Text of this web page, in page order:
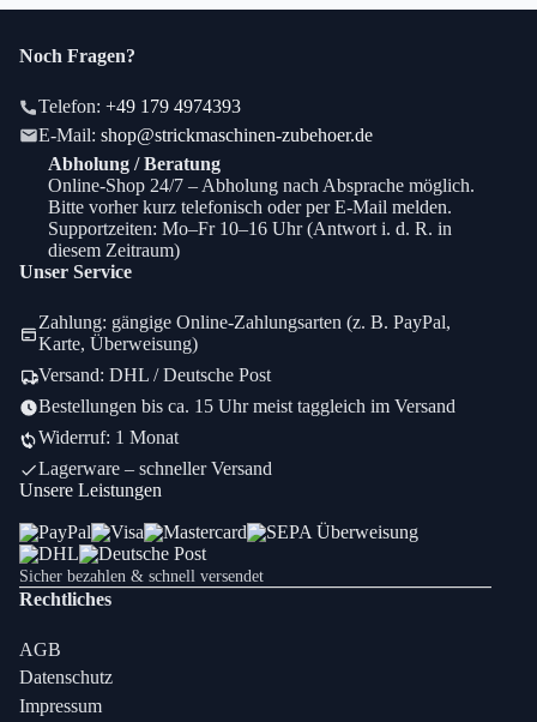
Noch Fragen?
Telefon: +49 179 4974393
E-Mail: shop@strickmaschinen-zubehoer.de
Abholung / Beratung
Online-Shop 24/7 – Abholung nach Absprache möglich.
Bitte vorher kurz telefonisch oder per E-Mail melden.
Supportzeiten: Mo–Fr 10–16 Uhr (Antwort i. d. R. in
diesem Zeitraum)
Unser Service
Zahlung: gängige Online-Zahlungsarten (z. B. PayPal,
Karte, Überweisung)
Versand: DHL / Deutsche Post
Bestellungen bis ca. 15 Uhr meist taggleich im Versand
Widerruf: 1 Monat
Lagerware – schneller Versand
Unsere Leistungen
Sicher bezahlen & schnell versendet
Rechtliches
AGB
Datenschutz
Impressum